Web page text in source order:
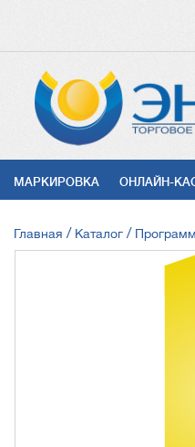
НАВИГАЦИЯ
УСЛУГИ
МАРКИРОВКА ОНЛАЙН-
СТРОКА
НАВИГАЦИИ
Главная Каталог